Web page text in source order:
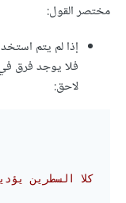
مختصر القول:
إذا لم يتم
فلا يوجد فرق
لاحق: